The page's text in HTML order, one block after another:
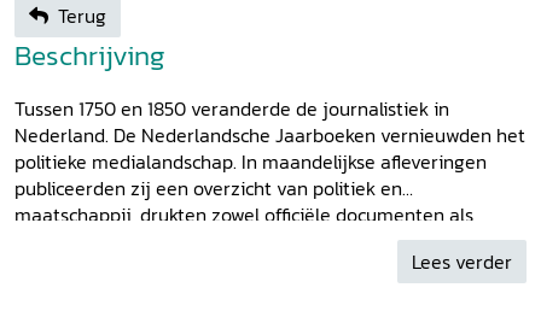
Terug
Beschrijving
Tussen 1750 en 1850 veranderde de journalistiek in
Nederland. De Nederlandsche Jaarboeken vernieuwden het
politieke medialandschap. In maandelijkse afleveringen
publiceerden zij een overzicht van politiek en
maatschappij, drukten zowel officiële documenten als
lokale ooggetuigenverslagen af en maakten gebruik van
een netwerk van correspondenten. Naast nieuws over heel
Lees verder